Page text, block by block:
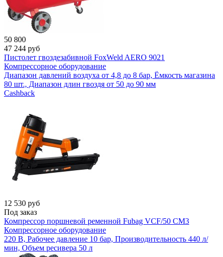
50 800
47 244 руб
Пистолет гвоздезабивной FoxWeld AERO 9021
Компрессорное оборудование
Диапазон давлений воздуха от 4,8 до 8 бар, Ёмкость магазина
80 шт., Диапазон длин гвоздя от 50 до 90 мм
Cashback
12 530 руб
Под заказ
Компрессор поршневой ременной Fubag VCF/50 СM3
Компрессорное оборудование
220 В, Рабочее давление 10 бар, Производительность 440 л/
мин, Объем ресивера 50 л